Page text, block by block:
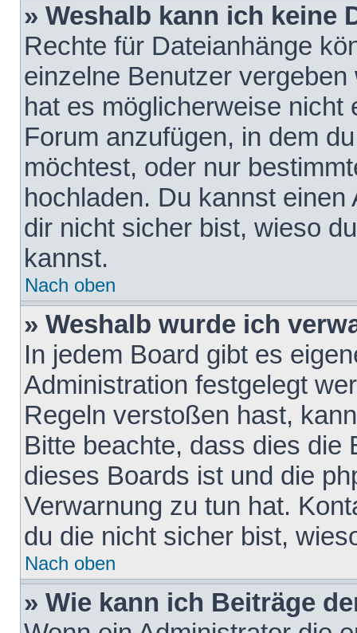
» Weshalb kann ich keine
Rechte für Dateianhänge
einzelne Benutzer
hat es möglicherweise nicht
Forum anzufügen, in dem
möchtest, oder nur
hochladen. Du kannst
dir nicht sicher bist, wieso
kannst.
Nach oben
» Weshalb wurde ich
In jedem Board gibt es
Administration festgelegt
Regeln verstoßen hast,
Bitte beachte, dass dies die
dieses Boards ist und die
Verwarnung zu tun hat.
du die nicht sicher bist,
Nach oben
» Wie kann ich Beiträge